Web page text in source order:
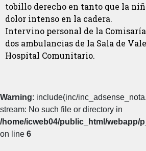
tobillo derecho en tanto que la
dolor intenso en la cadera.
Intervino personal de la Comisaría
dos ambulancias de la Sala de
Hospital Comunitario.
Warning: include(inc/
stream: No such file or directory in
/home/icweb04/public_html/webapp/
on line 6